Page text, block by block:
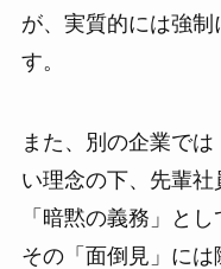
が、実質的には強
す。
また、別の企業で
い理念の下、先輩
「暗黙の義務」と
その「面倒見」に